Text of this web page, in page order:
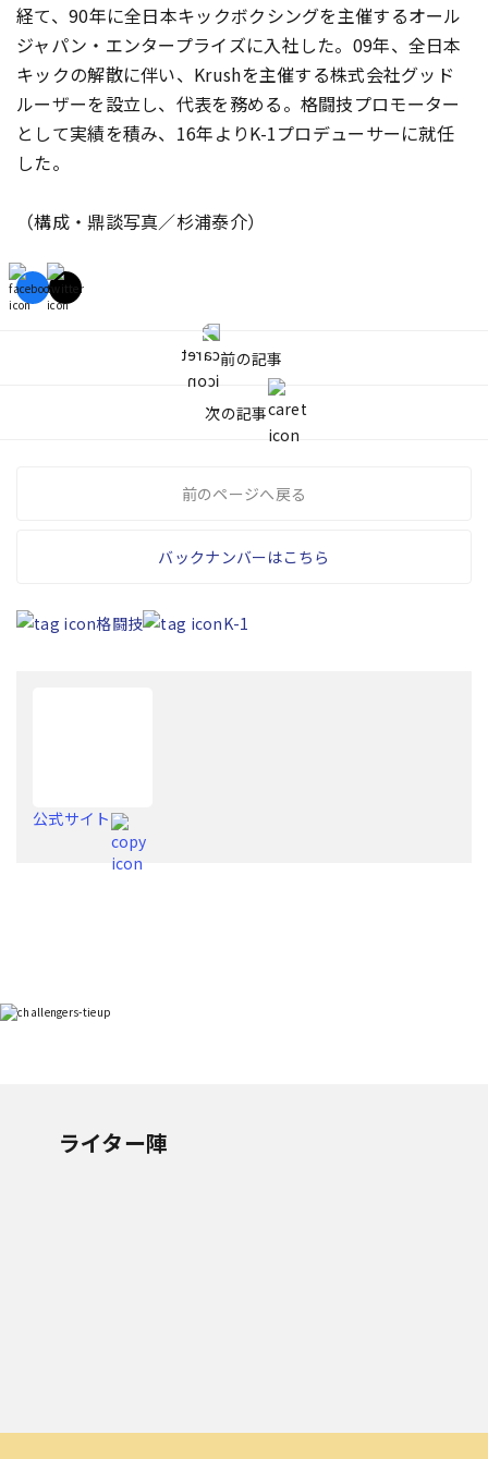
経て、90年に全日本キックボクシングを主催するオール
ジャパン・エンタープライズに入社した。09年、全日本
キックの解散に伴い、Krushを主催する株式会社グッド
ルーザーを設立し、代表を務める。格闘技プロモーター
として実績を積み、16年よりK-1プロデューサーに就任
した。
（構成・鼎談写真／杉浦泰介）
前の記事
次の記事
前のページへ戻る
バックナンバーはこちら
格闘技 K-1
公式サイト
ライター陣